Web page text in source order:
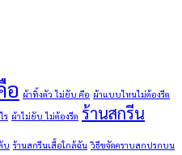
อ ผ้าทิ้งตัว ไม่ยับ คือ ผ้าแบบไหนไม่ต้องรีด
ร ผ้าไม่ยับ ไม่ต้องรีด ร้านสกรีน
บ ร้านสกรีนเสื้อใกล้ฉัน วิธีขจัดคราบสกปรกบน